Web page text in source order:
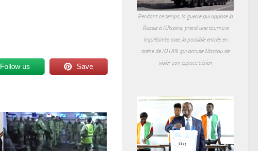
Follow us Save
Pendant ce temps, la guerre qui oppose la
Russie à l'Ukraine, prend une tournure
inquiétante avec la possible entrée en
scène de l'OTAN qui accuse Moscou de
violer son espace aérien